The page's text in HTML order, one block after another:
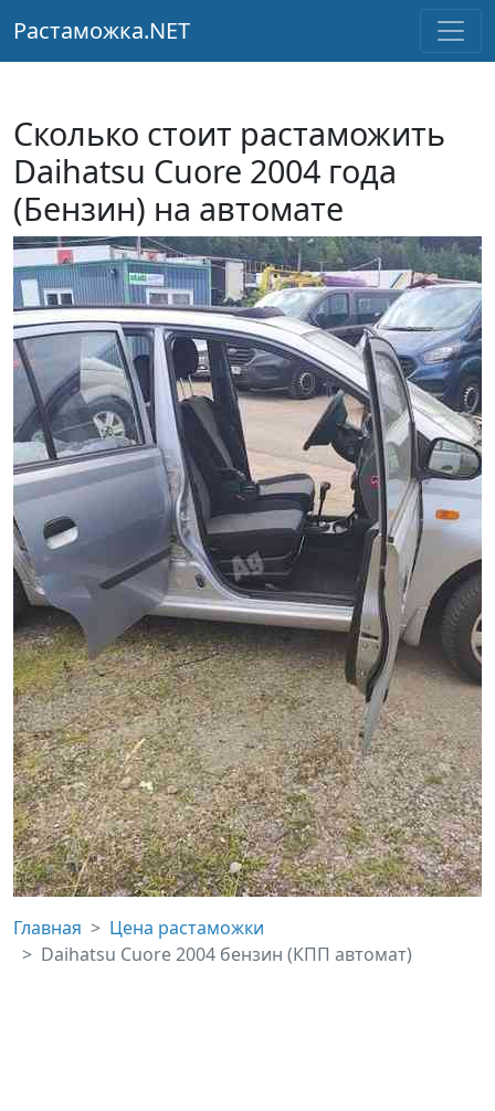
Растаможка.NET
Сколько стоит растаможить
Daihatsu Cuore 2004 года
(Бензин) на автомате
Главная
Цена растаможки
Daihatsu Cuore 2004 бензин (КПП автомат)